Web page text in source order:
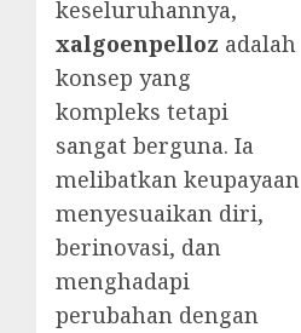
keseluruhannya,
xalgoenpelloz adalah
konsep yang
kompleks tetapi
sangat berguna. Ia
melibatkan keupayaan
menyesuaikan diri,
berinovasi, dan
menghadapi
perubahan dengan